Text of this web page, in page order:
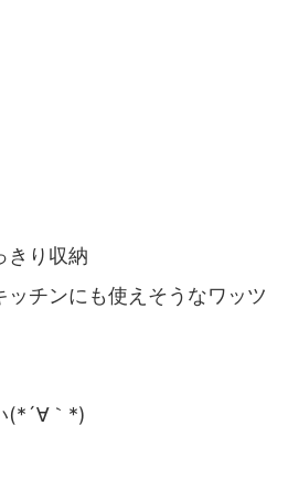
きり収納
ッチンにも使えそうなワッツ
(*´∀｀*)